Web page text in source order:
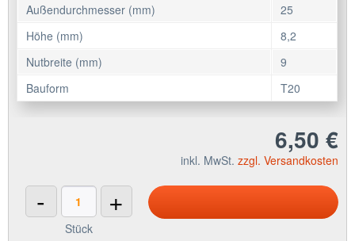
Außendurchmesser (mm)
25
Höhe (mm)
8,2
Nutbreite (mm)
9
Bauform
T20
6,50 €
inkl. MwSt. zzgl. Versandkosten
- +
Stück